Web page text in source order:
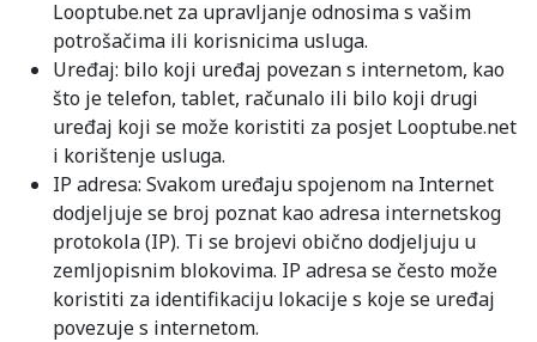
Looptube.net za upravljanje odnosima s vašim
potrošačima ili korisnicima usluga.
Uređaj: bilo koji uređaj povezan s internetom, kao
što je telefon, tablet, računalo ili bilo koji drugi
uređaj koji se može koristiti za posjet Looptube.net
i korištenje usluga.
IP adresa: Svakom uređaju spojenom na Internet
dodjeljuje se broj poznat kao adresa internetskog
protokola (IP). Ti se brojevi obično dodjeljuju u
zemljopisnim blokovima. IP adresa se često može
koristiti za identifikaciju lokacije s koje se uređaj
povezuje s internetom.